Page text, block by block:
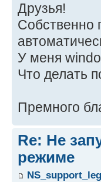
Друзья!
Собственно
У меня
Что делать
Премного
Re: Не
режиме